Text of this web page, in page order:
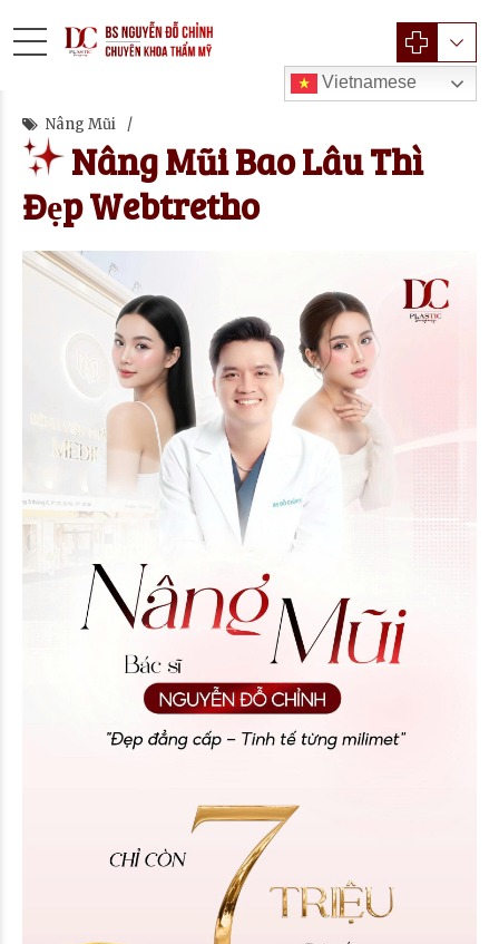
Vietnamese
Nâng Mũi
Nâng Mũi Bao Lâu Thì
Đẹp Webtretho